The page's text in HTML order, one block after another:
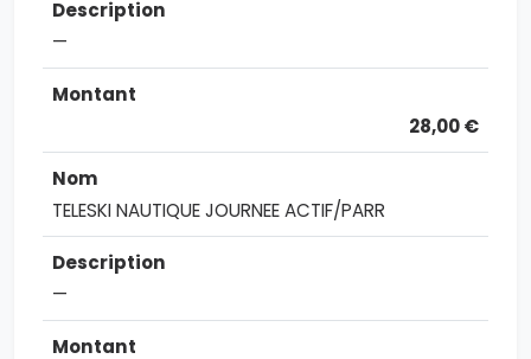
—
28,00 €
TELESKI NAUTIQUE JOURNEE ACTIF/PARR
—